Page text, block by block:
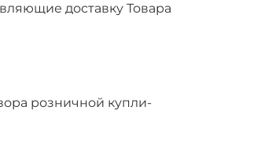
доставку Товара
розничной купли-